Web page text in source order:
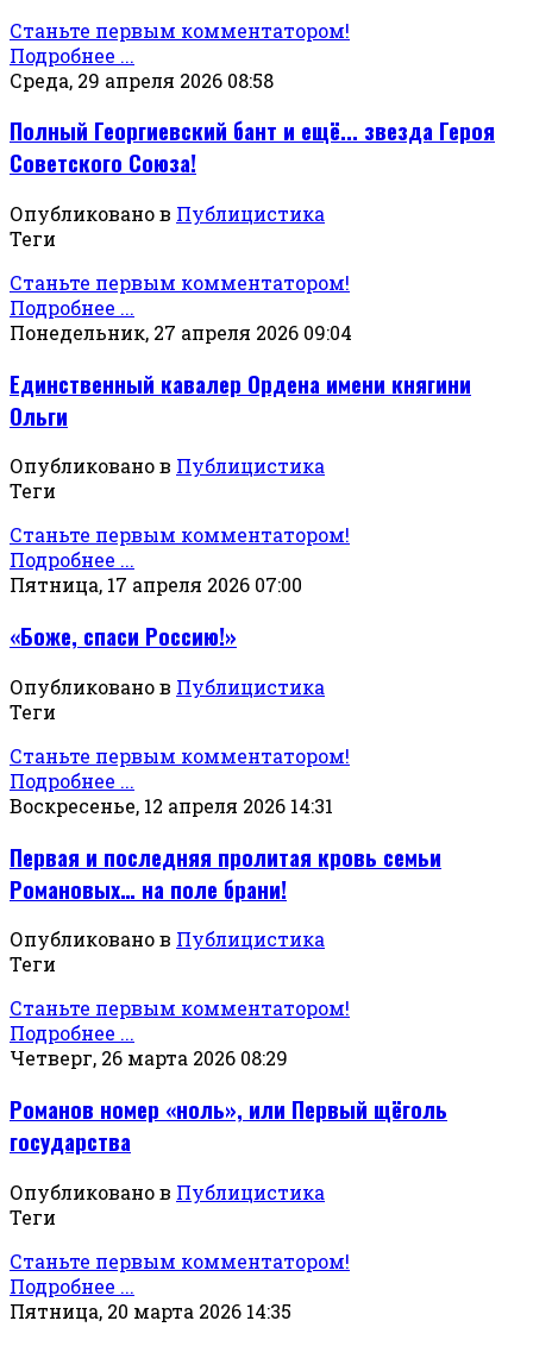
Станьте первым комментатором!
Подробнее ...
Среда, 29 апреля 2026 08:58
Полный Георгиевский бант и ещё... звезда Героя
Советского Союза!
Опубликовано в Публицистика
Теги
Станьте первым комментатором!
Подробнее ...
Понедельник, 27 апреля 2026 09:04
Единственный кавалер Ордена имени княгини
Ольги
Опубликовано в Публицистика
Теги
Станьте первым комментатором!
Подробнее ...
Пятница, 17 апреля 2026 07:00
«Боже, спаси Россию!»
Опубликовано в Публицистика
Теги
Станьте первым комментатором!
Подробнее ...
Воскресенье, 12 апреля 2026 14:31
Первая и последняя пролитая кровь семьи
Романовых… на поле брани!
Опубликовано в Публицистика
Теги
Станьте первым комментатором!
Подробнее ...
Четверг, 26 марта 2026 08:29
Романов номер «ноль», или Первый щёголь
государства
Опубликовано в Публицистика
Теги
Станьте первым комментатором!
Подробнее ...
Пятница, 20 марта 2026 14:35